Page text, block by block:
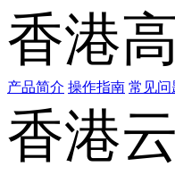
香港
产品简介 操作指南 常见问
香港